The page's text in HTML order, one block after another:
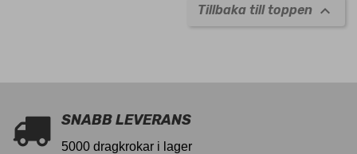
Tillbaka till toppen 
SNABB LEVERANS
5000 dragkrokar i lager